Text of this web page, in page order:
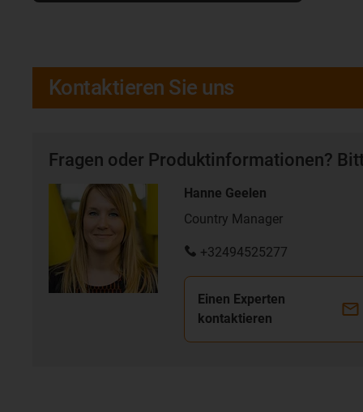
Kontaktieren Sie uns
Fragen oder Produktinformationen?
Hanne Geelen
Country Manager
+32494525277
Einen Experten
kontaktieren